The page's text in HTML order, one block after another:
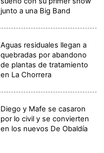
junto a una Big Band
Aguas residuales llegan a
quebradas por abandono
de plantas de tratamiento
en La Chorrera
Diego y Mafe se casaron
por lo civil y se convierten
en los nuevos De Obaldía